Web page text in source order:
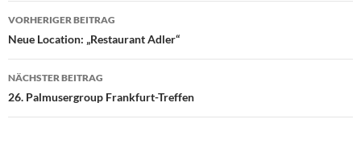
Beitragsnavigation
VORHERIGER BEITRAG
Neue Location: „Restaurant Adler“
NÄCHSTER BEITRAG
26. Palmusergroup Frankfurt-Treffen